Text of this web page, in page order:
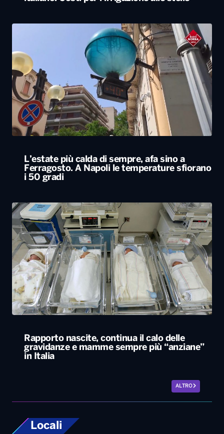
L’estate più calda di sempre, afa sino a
Ferragosto. A Napoli le temperature sfiorano
i 50 gradi
Rapporto nascite, continua il calo delle
gravidanze e mamme sempre più “anziane”
in Italia
ALTRO
Locali